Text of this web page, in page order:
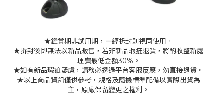
★鑑賞期非試用期，一經拆封則視同使用。
★拆封後即無法以新品販售，若非新品瑕疵退貨，將酌收整新處
理費最低金額30%。
★如有新品瑕疵疑慮，請務必透過平台客服反應，勿直接退貨。
★以上商品資訊僅供參考，規格及隨機標準配備以實際出貨為
主，原廠保留變更之權利。